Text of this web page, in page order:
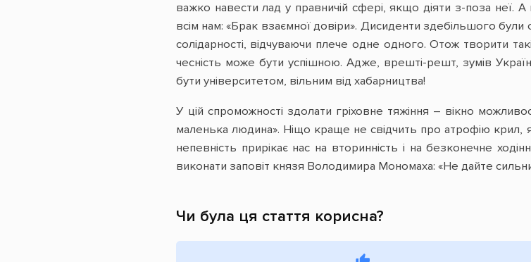
важко навести лад у правничій сфері, якщо діяти з-поза неї.
всім нам: «Брак взаємної довіри». Дисиденти здебільшого
солідарності, відчуваючи плече одне одного. Отож творити
чесність може бути успішною. Адже, врешті-решт, зумів
бути університетом, вільним від хабарництва!
У цій спроможності здолати гріховне тяжіння – вікно
маленька людина». Ніщо краще не свідчить про атрофію крил,
непевність прирікає нас на вторинність і на безконечне
виконати заповіт князя Володимира Мономаха: «Не дайте
Чи була ця стаття корисна?